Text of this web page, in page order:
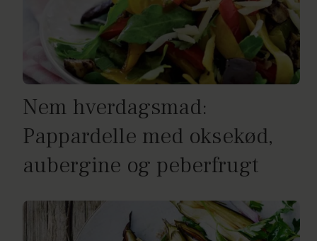
Nem hverdagsmad:
Pappardelle med oksekød,
aubergine og peberfrugt